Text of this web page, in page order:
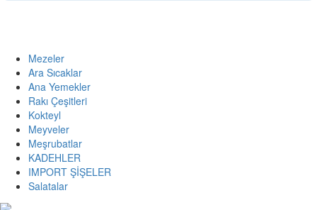
Mezeler
Ara Sıcaklar
Ana Yemekler
Rakı Çeşitleri
Kokteyl
Meyveler
Meşrubatlar
KADEHLER
IMPORT ŞİŞELER
Salatalar